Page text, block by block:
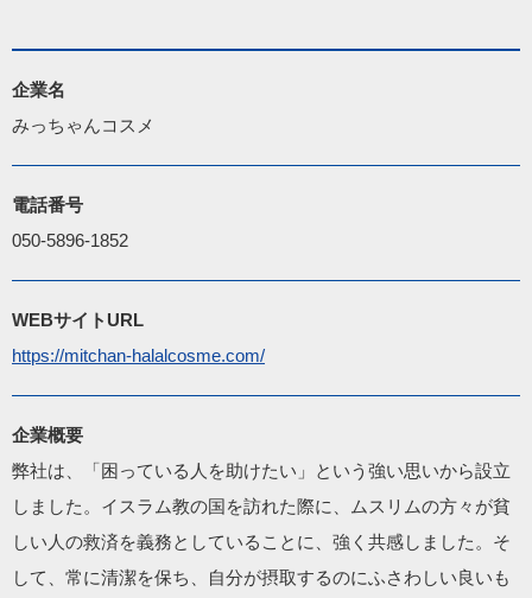
企業名
みっちゃんコスメ
電話番号
050-5896-1852
WEBサイトURL
https://mitchan-halalcosme.com/
企業概要
弊社は、「困っている人を助けたい」という強い思いから設立
しました。イスラム教の国を訪れた際に、ムスリムの方々が貧
しい人の救済を義務としていることに、強く共感しました。そ
して、常に清潔を保ち、自分が摂取するのにふさわしい良いも